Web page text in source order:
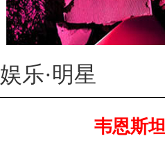
娱乐·明星
韦恩斯